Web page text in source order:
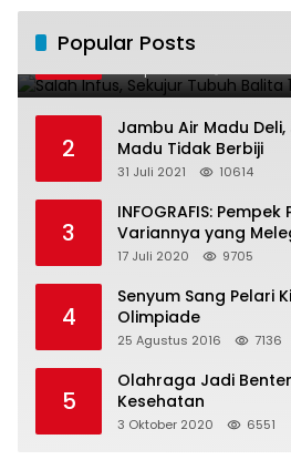
Popular Posts
1
ini Membengkak
2
Jambu Air Madu
Madu Tidak Berbiji
31 Juli 2021 10614
3
INFOGRAFIS:
Variannya yang
17 Juli 2020 9705
4
Senyum Sang Pelari
Olimpiade
25 Agustus 2016 7136
5
Olahraga Jadi
Kesehatan
3 Oktober 2020 6551